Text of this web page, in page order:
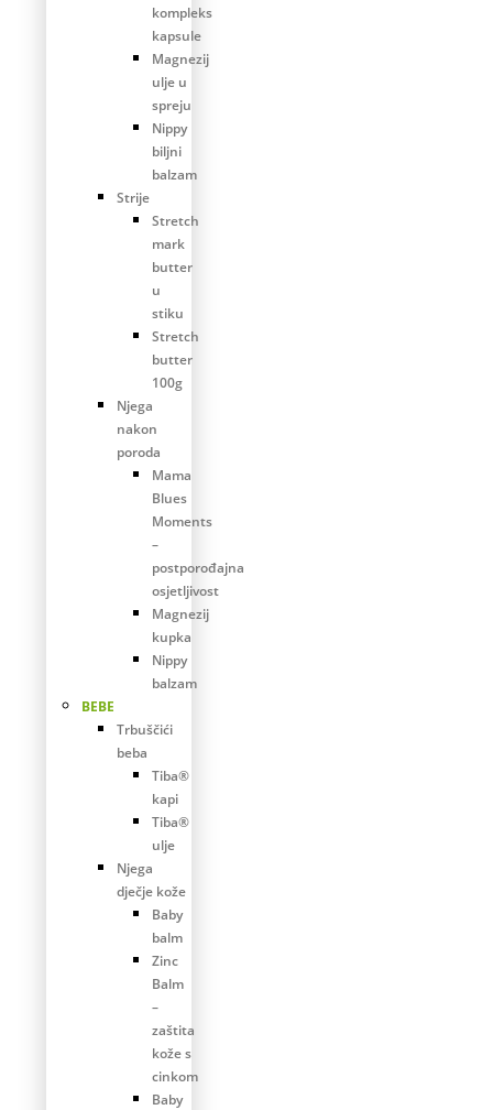
kompleks
kapsule
Magnezij
ulje u
spreju
Nippy
biljni
balzam
Strije
Stretch
mark
butter
u
stiku
Stretch
butter
100g
Njega
nakon
poroda
Mama
Blues
Moments
–
postporođajna
osjetljivost
Magnezij
kupka
Nippy
balzam
BEBE
Trbuščići
beba
Tiba®
kapi
Tiba®
ulje
Njega
dječje kože
Baby
balm
Zinc
Balm
–
zaštita
kože s
cinkom
Baby